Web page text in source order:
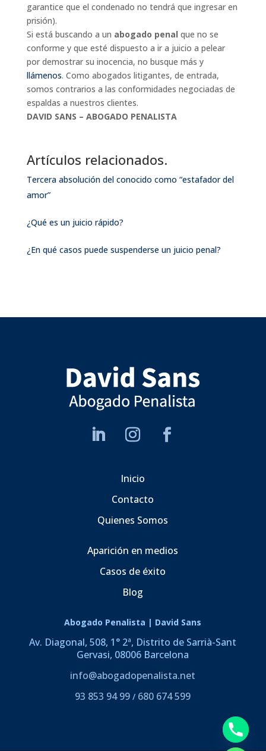
garantice que el condenado no tendrá que ingresar en
prisión).
Si está buscando a un abogado penal que no se
conforme y que esté dispuesto a ir a juicio a pelear
por demostrar su inocencia, no busque más y
llámenos. Como abogados litigantes, de entrada,
somos contrarios a las conformidades negociadas de
espaldas a nuestros clientes.
DAVID SANS – ABOGADO PENALISTA
Artículos relacionados.
Tercera absolución del conocido como “estafador del
amor”
¿Qué es un juicio rápido?
¿En qué casos puede suspenderse un juicio penal?
Inicio
Contacto
Quienes Somos
Aparición en medios
Casos de éxito
Blog
Abogado Penalista | David Sans
Av. Diagonal, 508, 1° 2ª, Distrito de Sarrià-Sant
Gervasi, 08006 Barcelona
info@abogadopenalista.net
93 853 94 99 / 680 674 599